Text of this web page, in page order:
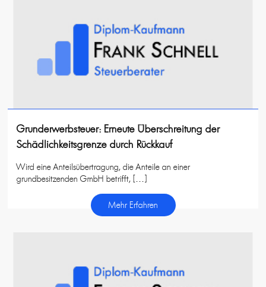
Grunderwerbsteuer: Erneute Überschreitung der
Schädlichkeitsgrenze durch Rückkauf
Wird eine Anteilsübertragung, die Anteile an einer
grundbesitzenden GmbH betrifft, […]
Mehr Erfahren